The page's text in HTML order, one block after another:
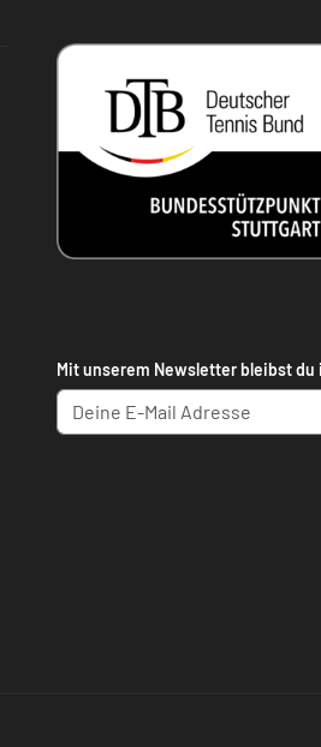
Mit unserem Newsletter bleibst